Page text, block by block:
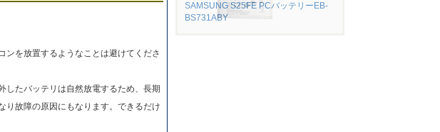
ンを放置するようなことは避けてくださ
したバッテリは自然放電するため、長期
り故障の原因にもなります。できるだけ
SAMSUNG S25FE PCバッテリーEB-
BS731ABY